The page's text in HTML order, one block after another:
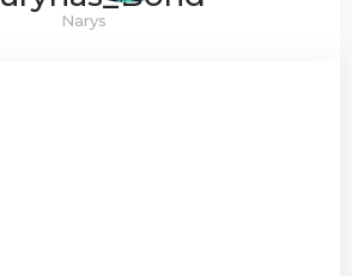
Narys